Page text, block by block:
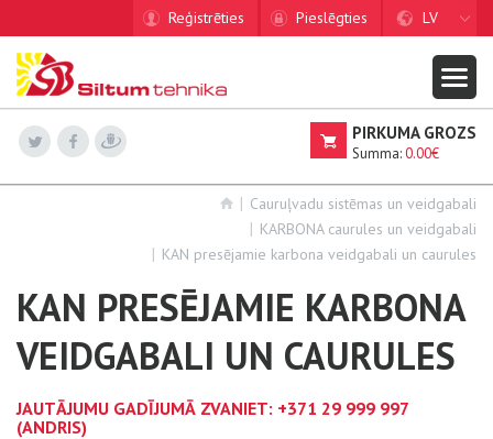
Reģistrēties Pieslēgties LV
PIRKUMA GROZS
Summa:0.00€
Cauruļvadu sistēmas un veidgabali
KARBONA caurules un veidgabali
KAN presējamie karbona veidgabali un caurules
KAN PRESĒJAMIE KARBONA
VEIDGABALI UN CAURULES
JAUTĀJUMU GADĪJUMĀ ZVANIET: +371 29 999 997
(ANDRIS)